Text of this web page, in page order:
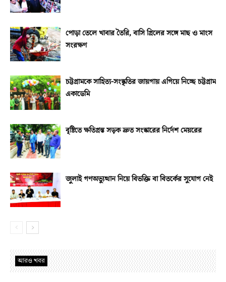
পোড়া তেলে খাবার তৈরি, বাসি গ্রিলের সঙ্গে মাছ ও মাংস
সংরক্ষণ
চট্টগ্রামকে সাহিত্য-সংস্কৃতির জায়গায় এগিয়ে নিচ্ছে চট্টগ্রাম
একাডেমি
বৃষ্টিতে ক্ষতিগ্রস্ত সড়ক দ্রুত সংস্কারের নির্দেশ মেয়রের
জুলাই গণঅভ্যুত্থান নিয়ে বিভক্তি বা বিতর্কের সুযোগ নেই
আরও খবর